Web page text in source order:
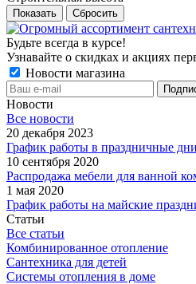
Сбросить
Будьте всегда в курсе!
Узнавайте о скидках и акциях
Новости магазина
Новости
Все новости
20 декабря 2023
График работы в праздничные дни
10 сентября 2020
Распродажа мебели для ванной
1 мая 2020
График работы на майские
Статьи
Все статьи
Комбинированное отопление
Сантехника для детей
Системы отопления в доме